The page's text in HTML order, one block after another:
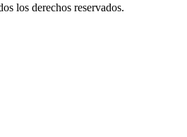
los derechos reservados.